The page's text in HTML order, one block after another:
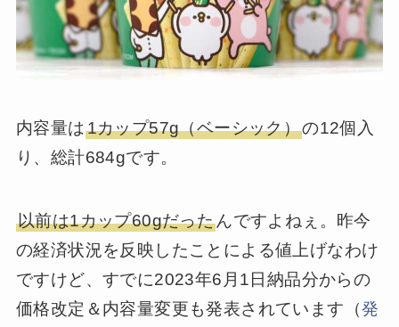
内容量は1カップ57g（ベーシック）の12個入
り、総計684gです。
以前は1カップ60gだったんですよねぇ。昨今
の経済状況を反映したことによる値上げなわけ
ですけど、すでに2023年6月1日納品分からの
価格改定＆内容量変更も発表されています（発